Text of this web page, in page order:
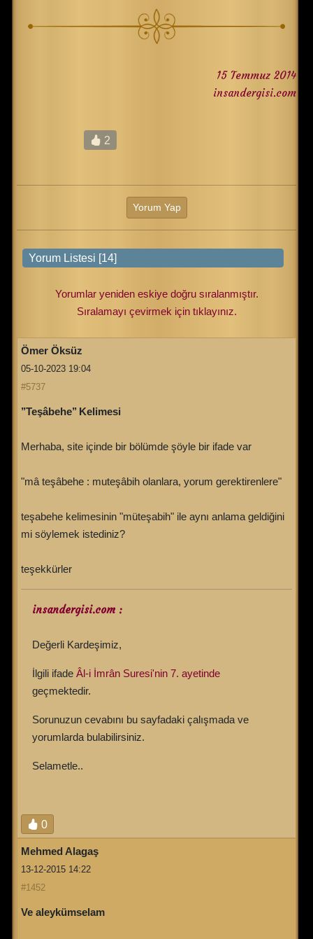
15 Temmuz 2014
insandergisi.com
2
Yorum Yap
Yorumlar yeniden eskiye doğru sıralanmıştır.
Sıralamayı çevirmek için tıklayınız.
Ömer Öksüz
05-10-2023 19:04
#5737
’’Teşâbehe’’ Kelimesi
Merhaba, site içinde bir bölümde şöyle bir ifade var
"mâ teşâbehe : muteşâbih olanlara, yorum gerektirenlere"
teşabehe kelimesinin "müteşabih" ile aynı anlama geldiğini
mi söylemek istediniz?
teşekkürler
insandergisi.com :
Değerli Kardeşimiz,
İlgili ifade Âl-i İmrân Suresi'nin 7. ayetinde
geçmektedir.
Sorunuzun cevabını bu sayfadaki çalışmada ve
yorumlarda bulabilirsiniz.
Selametle..
0
Mehmed Alagaş
13-12-2015 14:22
#1452
Ve aleykümselam